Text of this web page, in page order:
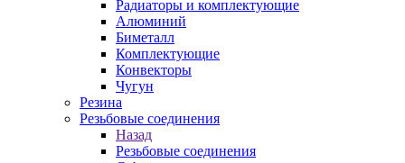
Радиаторы и комплектующие
Алюминий
Биметалл
Комплектующие
Конвекторы
Чугун
Резина
Резьбовые соединения
Назад
Резьбовые соединения